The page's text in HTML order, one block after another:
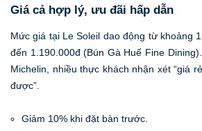
Giá cả hợp lý, ưu đãi hấp dẫn
Mức giá tại Le Soleil dao động từ khoảng
đến 1.190.000đ (Bún Gà Huế Fine
Michelin, nhiều thực khách nhận xét “giá
được”.
Giảm 10% khi đặt bàn trước.